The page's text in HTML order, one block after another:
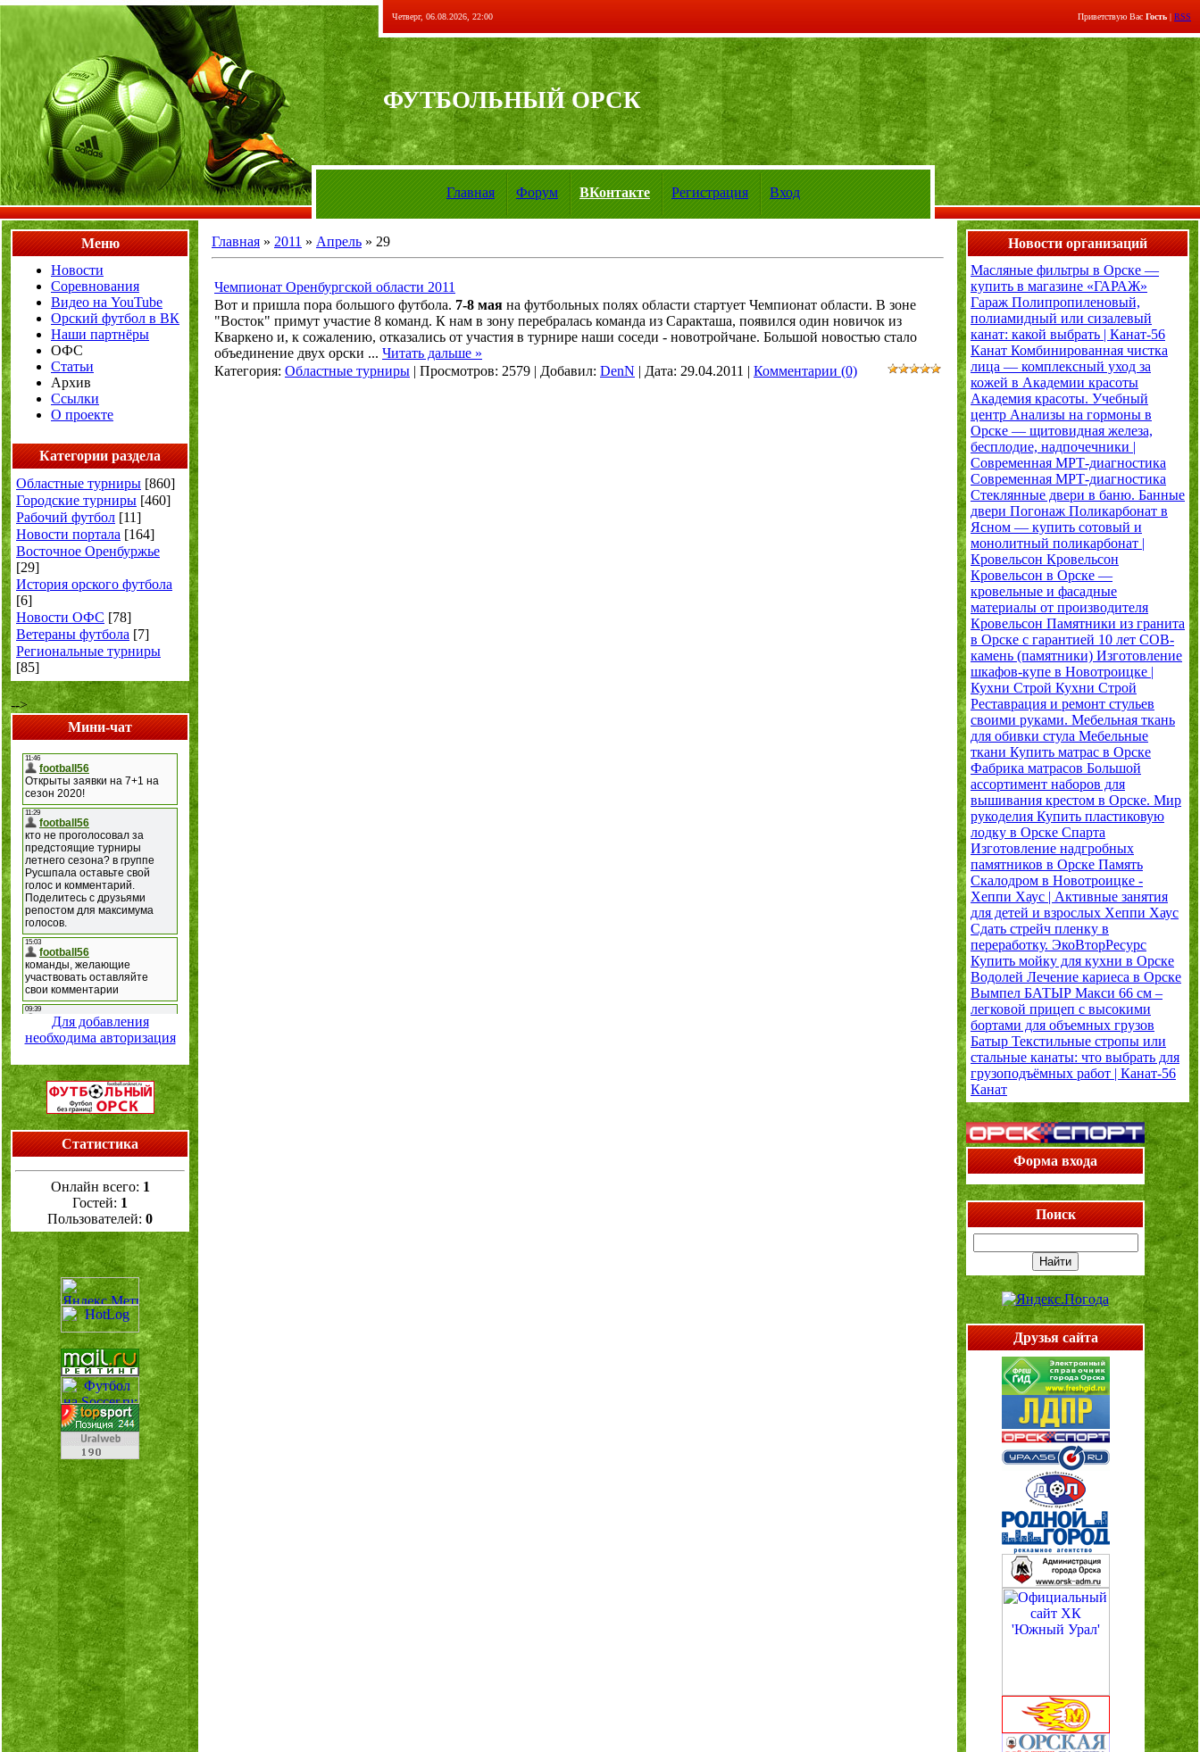
Четверг, 06.08.2026, 22:00 Приветствую Вас Гость | RSS
ФУТБОЛЬНЫЙ ОРСК
Главная Форум ВКонтакте Регистрация Вход
Меню
Новости
Соревнования
Видео на YouTube
Орский футбол в ВК
Наши партнёры
ОФС
Статьи
Архив
Ссылки
О проекте
Категории раздела
Областные турниры [860]
Городские турниры [460]
Рабочий футбол [11]
Новости портала [164]
Восточное Оренбуржье
[29]
История орского футбола
[6]
Новости ОФС [78]
Ветераны футбола [7]
Региональные турниры
[85]
-->
Мини-чат
Для добавления
необходима авторизация
Статистика
Онлайн всего: 1
Гостей: 1
Пользователей: 0
Главная » 2011 » Апрель » 29
Чемпионат Оренбургской области 2011
Вот и пришла пора большого футбола. 7-8 мая на футбольных полях области стартует Чемпионат области. В зоне
"Восток" примут участие 8 команд. К нам в зону перебралась команда из Саракташа, появился один новичок из
Кваркено и, к сожалению, отказались от участия в турнире наши соседи - новотройчане. Большой новостью стало
объединение двух орски ... Читать дальше »
Категория: Областные турниры | Просмотров: 2579 | Добавил: DenN | Дата: 29.04.2011 | Комментарии (0)
Новости организаций
Масляные фильтры в Орске —
купить в магазине «ГАРАЖ»
Гараж Полипропиленовый,
полиамидный или сизалевый
канат: какой выбрать | Канат-56
Канат Комбинированная чистка
лица — комплексный уход за
кожей в Академии красоты
Академия красоты. Учебный
центр Анализы на гормоны в
Орске — щитовидная железа,
бесплодие, надпочечники |
Современная МРТ-диагностика
Современная МРТ-диагностика
Стеклянные двери в баню. Банные
двери Погонаж Поликарбонат в
Ясном — купить сотовый и
монолитный поликарбонат |
Кровельсон Кровельсон
Кровельсон в Орске —
кровельные и фасадные
материалы от производителя
Кровельсон Памятники из гранита
в Орске с гарантией 10 лет СОВ-
камень (памятники) Изготовление
шкафов-купе в Новотроицке |
Кухни Строй Кухни Строй
Реставрация и ремонт стульев
своими руками. Мебельная ткань
для обивки стула Мебельные
ткани Купить матрас в Орске
Фабрика матрасов Большой
ассортимент наборов для
вышивания крестом в Орске. Мир
рукоделия Купить пластиковую
лодку в Орске Спарта
Изготовление надгробных
памятников в Орске Память
Скалодром в Новотроицке -
Хеппи Хаус | Активные занятия
для детей и взрослых Хеппи Хаус
Сдать стрейч пленку в
переработку. ЭкоВторРесурс
Купить мойку для кухни в Орске
Водолей Лечение кариеса в Орске
Вымпел БАТЫР Макси 66 см –
легковой прицеп с высокими
бортами для объемных грузов
Батыр Текстильные стропы или
стальные канаты: что выбрать для
грузоподъёмных работ | Канат-56
Канат
Форма входа
Поиск
Друзья сайта